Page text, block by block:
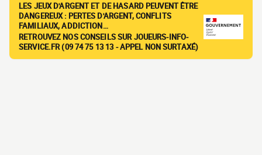
LES JEUX D'ARGENT ET DE HASARD PEUVENT ÊTRE
DANGEREUX : PERTES D'ARGENT, CONFLITS
FAMILIAUX, ADDICTION…
RETROUVEZ NOS CONSEILS SUR JOUEURS-INFO-
SERVICE.FR (09 74 75 13 13 - APPEL NON SURTAXÉ)